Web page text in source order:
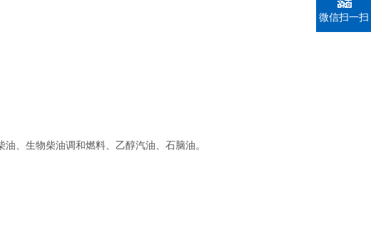
、生物柴油调和燃料、乙醇汽油、石脑油。
微信扫一扫